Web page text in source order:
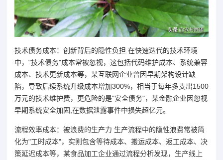
技术债务成本：创新背后的隐性负担 在快速迭代的技术环境
中，"技术债务"成本常被忽视，这包括代码维护成本、系统兼容
成本、技术更新成本等，某互联网企业曾因早期架构设计缺
陷，导致后续系统升级成本增加300%，相当于每年多支出1500
万元的技术维护费，更危险的是"安全债务"，某金融企业因忽视
早期系统安全加固,在数据泄露事件中损失超亿元。
流程效率成本：被浪费的生产力 生产流程中的隐性浪费常被简
化为"工时成本"，实则包含等待成本、搬运成本、返工成本、决
策延迟成本等，某食品加工企业通过流程分析发现，生产线上